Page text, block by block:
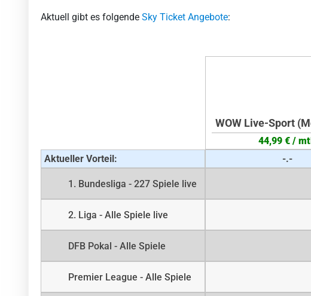
Aktuell gibt es folgende Sky Ticket Angebote:
WOW Live-Sport
44,99 € /
Aktueller Vorteil:
-.-
1. Bundesliga - 227 Spiele live
2. Liga - Alle Spiele live
DFB Pokal - Alle Spiele
Premier League - Alle Spiele